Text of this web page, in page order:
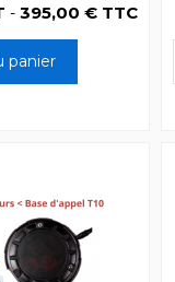
-395,00 € TTC
panier